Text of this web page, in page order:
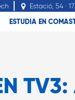
Estació, 54 ·
ESTUDIA EN